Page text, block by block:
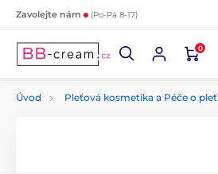
Zavolejte nám (Po-Pá 8-17)
0
Úvod Pleťová kosmetika a Péče o pleť